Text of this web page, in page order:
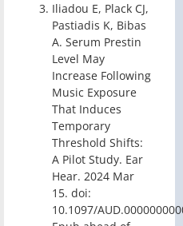
Iliadou E, Plack CJ,
Pastiadis K, Bibas
A. Serum Prestin
Level May
Increase Following
Music Exposure
That Induces
Temporary
Threshold Shifts:
A Pilot Study. Ear
Hear. 2024 Mar
15. doi:
10.1097/